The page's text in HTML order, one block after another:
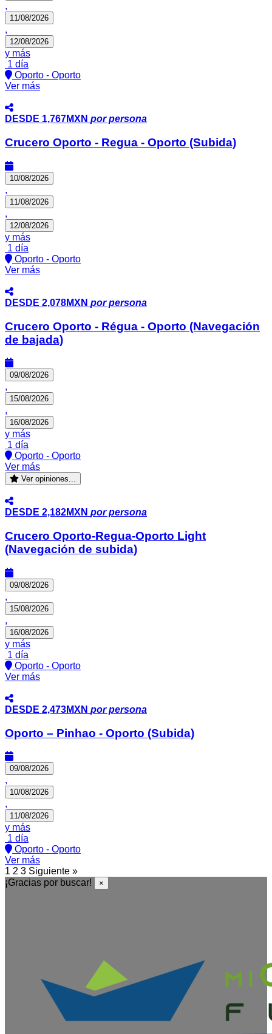
,
11/08/2026
,
12/08/2026
y más
1 día
Oporto - Oporto
Ver más
DESDE 1,767MXN por persona
Crucero Oporto - Regua - Oporto (Subida)
10/08/2026
,
11/08/2026
,
12/08/2026
y más
1 día
Oporto - Oporto
Ver más
DESDE 2,078MXN por persona
Crucero Oporto - Régua - Oporto (Navegación
de bajada)
09/08/2026
,
15/08/2026
,
16/08/2026
y más
1 día
Oporto - Oporto
Ver más
Ver opiniones...
DESDE 2,182MXN por persona
Crucero Oporto-Regua-Oporto Light
(Navegación de subida)
09/08/2026
,
15/08/2026
,
16/08/2026
y más
1 día
Oporto - Oporto
Ver más
DESDE 2,473MXN por persona
Oporto – Pinhao - Oporto (Subida)
09/08/2026
,
10/08/2026
,
11/08/2026
y más
1 día
Oporto - Oporto
Ver más
1 2 3 Siguiente »
¡Gracias por buscar!
×